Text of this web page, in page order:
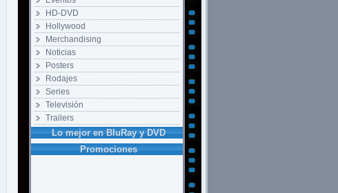
HD-DVD
Hollywood
Merchandising
Noticias
Posters
Rodajes
Series
Televisión
Trailers
Lo mejor en BluRay y DVD
Promociones